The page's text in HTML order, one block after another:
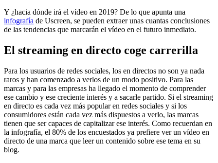
Y ¿hacia dónde irá el vídeo en 2019? De lo que apunta una
infografía de Uscreen, se pueden extraer unas cuantas conclusiones
de las tendencias que marcarán el vídeo en el futuro inmediato.
El streaming en directo coge carrerilla
Para los usuarios de redes sociales, los en directos no son ya nada
raros y han comenzado a verlos de un modo positivo. Para las
marcas y para las empresas ha llegado el momento de comprender
ese cambio y ese creciente interés y a sacarle partido. Si el streaming
en directo es cada vez más popular en redes sociales y si los
consumidores están cada vez más dispuestos a verlo, las marcas
tienen que ser capaces de capitalizar ese interés. Como recuerdan en
la infografía, el 80% de los encuestados ya prefiere ver un vídeo en
directo de una marca que leer un contenido sobre ese tema en su
blog.